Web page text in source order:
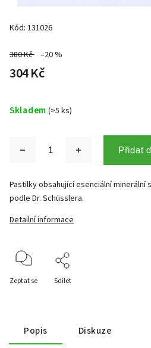
Kód: 131026
380 Kč –20 %
304 Kč
Skladem (>5 ks)
Přidat
Pastilky obsahující esenciální minerální
podle Dr. Schüsslera.
Detailní informace
Zeptat se Sdílet
Popis Diskuze